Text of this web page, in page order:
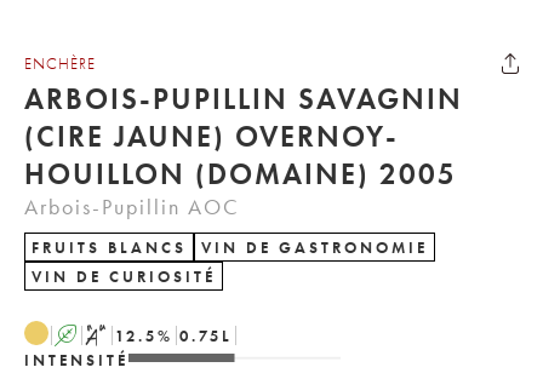
ENCHÈRE
ARBOIS-PUPILLIN SAVAGNIN
(CIRE JAUNE) OVERNOY-
HOUILLON (DOMAINE) 2005
Arbois-Pupillin AOC
FRUITS BLANCS
VIN DE GASTRONOMIE
VIN DE CURIOSITÉ
A S 12.5% 0.75 L
INTENSITÉ